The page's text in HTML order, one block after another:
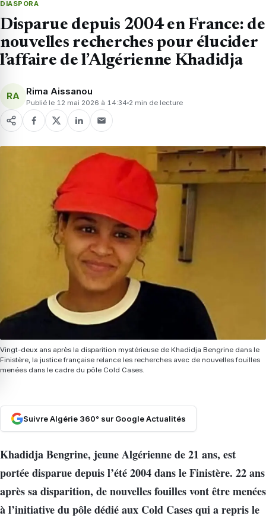
DIASPORA
Disparue depuis 2004 en France: de
nouvelles recherches pour élucider
l’affaire de l’Algérienne Khadidja
RA Rima Aissanou
Publié le 12 mai 2026 à 14:34 2 min de lecture
Vingt-deux ans après la disparition mystérieuse de Khadidja Bengrine dans le
Finistère, la justice française relance les recherches avec de nouvelles fouilles
menées dans le cadre du pôle Cold Cases.
Suivre Algérie 360° sur Google Actualités
Khadidja Bengrine, jeune Algérienne de 21 ans, est
portée disparue depuis l’été 2004 dans le Finistère. 22 ans
après sa disparition, de nouvelles fouilles vont être menées
à l’initiative du pôle dédié aux Cold Cases qui a repris le